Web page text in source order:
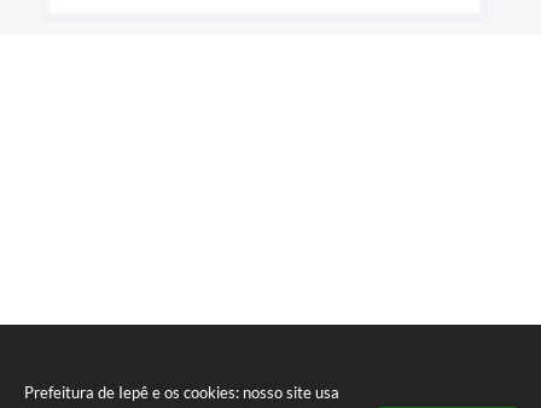
Prefeitura de Iepê e os cookies: nosso site usa